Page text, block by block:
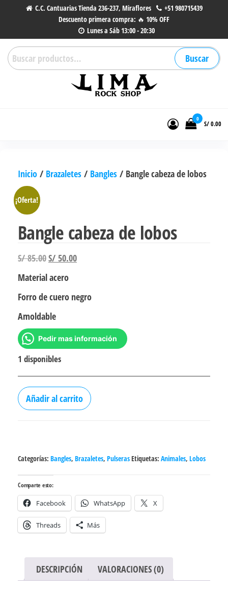
C.C. Cantuarias Tienda 236-237, Miraflores
+51 980715439
Descuento primera compra: 🔥 10% OFF
Lunes a Sáb 13:00 - 20:30
Buscar
por:
Buscar
Joyas de Acero | Tienda de
Música de Vinilos, CDs y más.
0
S/ 0.00
Inicio / Brazaletes / Bangles / Bangle cabeza de lobos
¡Oferta!
Bangle cabeza de lobos
S/85.00El
era:
S/ 85.00.
S/ 50.00El
es:
Material acero
Forro de cuero negro
Amoldable
Pedir mas información
1 disponibles
Bangle
cabeza
Añadir al carrito
Categorías: Bangles, Brazaletes, PulserasEtiquetas: Animales, Lobos
Comparte esto:
Facebook WhatsApp X
Threads Más
DESCRIPCIÓN VALORACIONES (0)